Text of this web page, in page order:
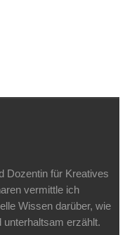
Dozentin für Kreatives
vermittle ich
Wissen darüber, wie
unterhaltsam erzählt.